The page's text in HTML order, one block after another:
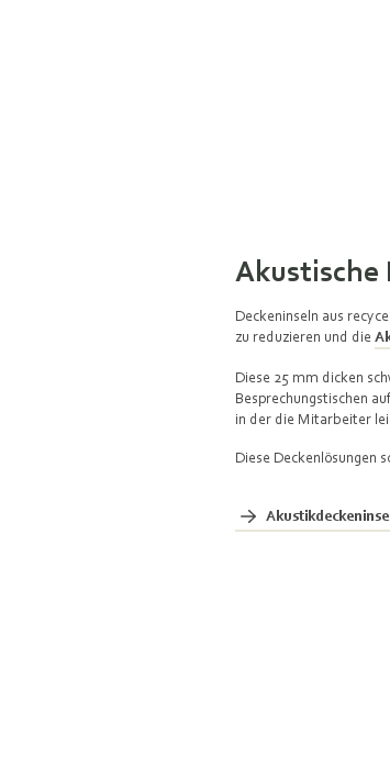
Akustische
Deckeninseln aus
zu reduzieren und die
Diese 25 mm dicken
Besprechungstischen
in der die Mitarbeiter
Diese Deckenlösungen